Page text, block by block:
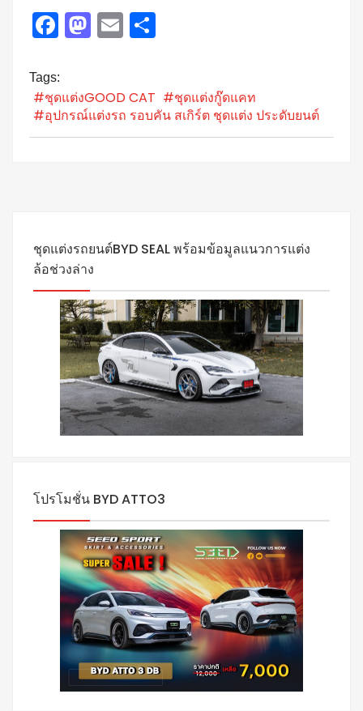
Facebook
Mastodon
Email
Tags:
#ชุดแต่งGOOD CAT #ชุดแต่งกู๊ดแคท
#อุปกรณ์แต่งรถ รอบคัน สเกิร์ต ชุดแต่ง ประดับยนต์
ชุดแต่งรถยนต์BYD SEAL พร้อมข้อมูลแนวการแต่ง
ล้อช่วงล่าง
โปรโมชั่น BYD ATTO3